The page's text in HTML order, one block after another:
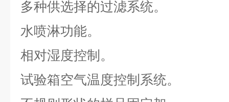
多种供选择的过滤系统。
水喷淋功能。
相对湿度控制。
试验箱空气温度控制系统。